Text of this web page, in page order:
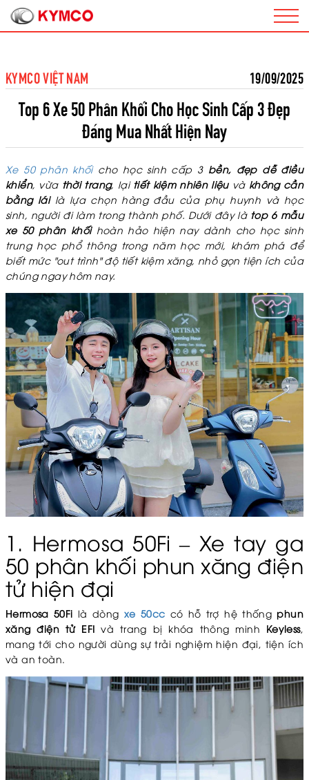
KYMCO VIỆT NAM 19/09/2025
Top 6 Xe 50 Phân Khối Cho Học Sinh Cấp 3 Đẹp
Đáng Mua Nhất Hiện Nay
Xe 50 phân khốicho học sinh cấp 3 bền, đẹp dễ điều
khiển, vừa thời trang, lại tiết kiệm nhiên liệuvà không cần
bằng láilà lựa chọn hàng đầu của phụ huynh và học
sinh, người đi làm trong thành phố. Dưới đây là top 6 mẫu
xe 50 phân khối hoàn hảo hiện nay dành cho học sinh
trung học phổ thông trong năm học mới, khám phá để
biết mức "out trình" độ tiết kiệm xăng, nhỏ gọn tiện ích của
chúng ngay hôm nay.
1. Hermosa 50Fi – Xe tay ga
50 phân khối phun xăng điện
tử hiện đại
Hermosa 50Fi là dòng xe 50cc có hỗ trợ hệ thốngphun
xăng điện tử EFI và trang bị khóa thông minh Keyless,
mang tới cho người dùng sự trải nghiệm hiện đại, tiện ích
và an toàn.